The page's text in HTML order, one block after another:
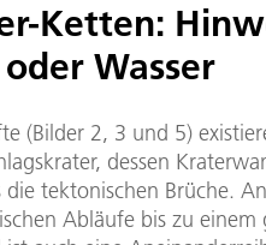
Ketten:
Wasser
(Bilder 2, 3 und 5)
dessen
die tektonischen Brüche.
Abläufe bis zu